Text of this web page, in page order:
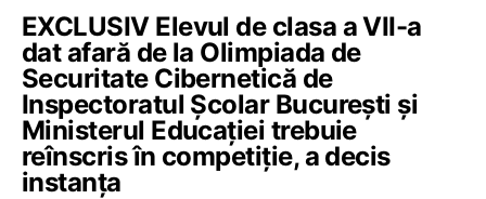
EXCLUSIV Elevul de clasa a VII-a
dat afară de la Olimpiada de
Securitate Cibernetică de
Inspectoratul Școlar București și
Ministerul Educației trebuie
reînscris în competiție, a decis
instanța